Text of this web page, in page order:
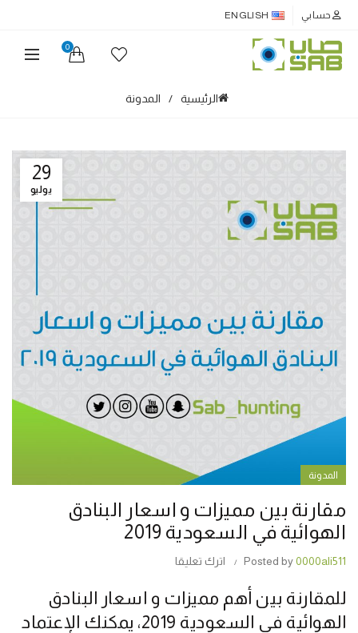
حسابي ENGLISH
0
الرئيسية المدونة
29
يوليو
المدونة
مقارنة بين مميزات و اسعار البنادق
الهوائية في السعودية 2019
Posted by0000ali511 اترك تعليقا
للمقارنة بين أهم مميزات و اسعار البنادق
الهوائية في السعودية 2019، يمكنك الإعتماد